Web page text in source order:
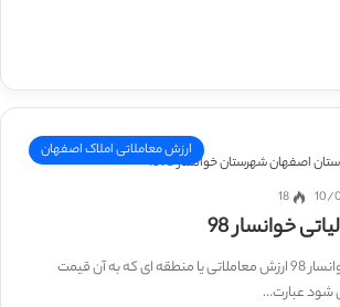
ارزش معاملاتی املاک اصفهان
10/
18
خوانسار 98
ارزش معاملاتی مالیاتی خوانسار 98 ارزش معاملاتی یا منطقه ای که به آن قیمت
شود عبارت…